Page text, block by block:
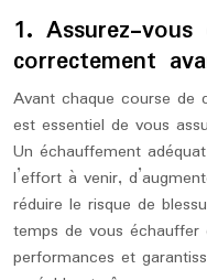
1. Assurez-
correctement
Avant chaque course de
est essentiel de vous
Un échauffement
l’effort à venir,
réduire le risque de
temps de vous
performances et